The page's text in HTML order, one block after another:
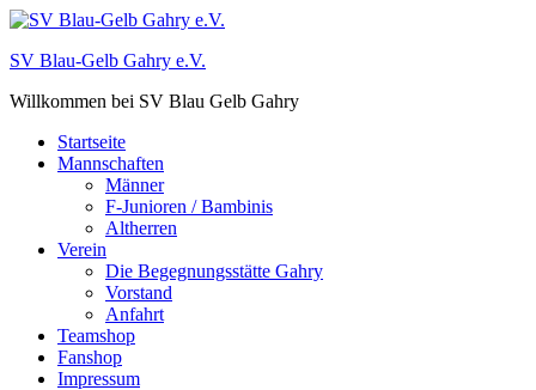
Zum
springen
SV Blau-Gelb Gahry e.V.
Willkommen bei SV Blau Gelb Gahry
Startseite
Mannschaften
Männer
F-Junioren / Bambinis
Altherren
Verein
Die Begegnungsstätte Gahry
Vorstand
Anfahrt
Teamshop
Fanshop
Impressum